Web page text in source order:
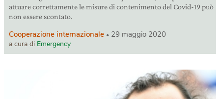
attuare correttamente le misure di contenimento del Covid-19 può
non essere scontato.
Cooperazione internazionale 29 maggio 2020
a cura di Emergency